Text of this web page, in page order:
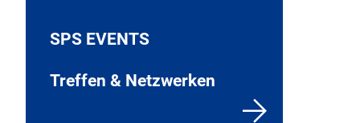
SPS EVENTS
Treffen & Netzwerken